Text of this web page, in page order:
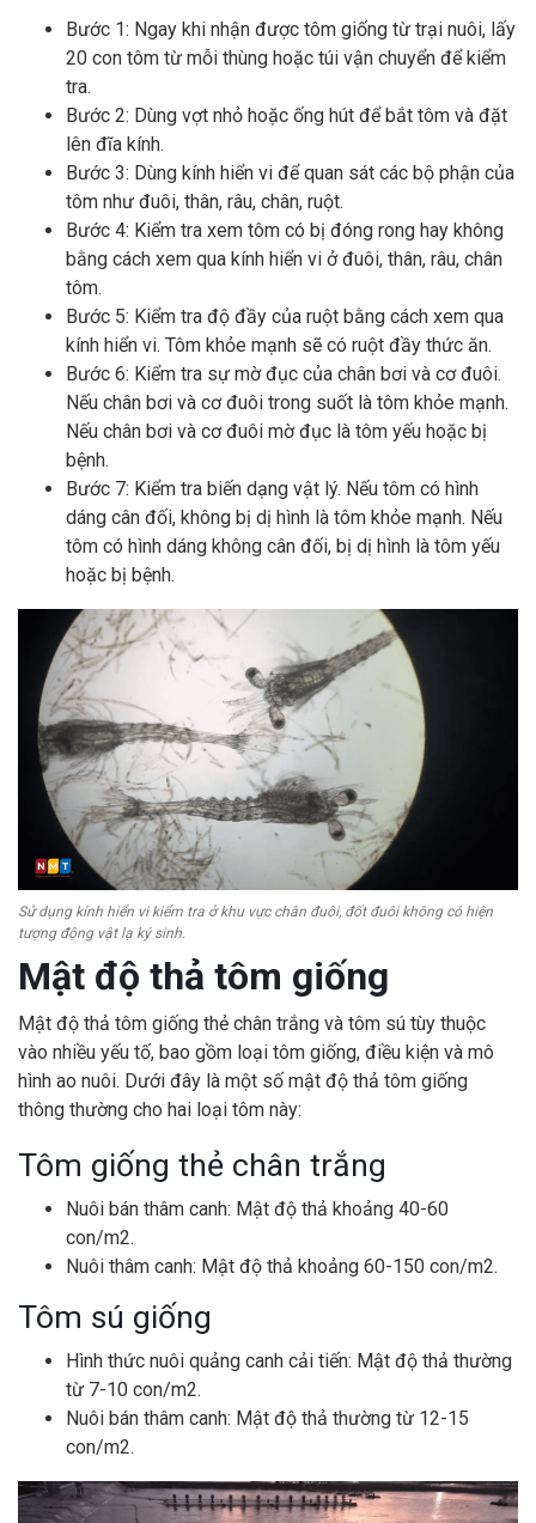
Bước 1: Ngay khi nhận được tôm giống từ trại nuôi, lấy
20 con tôm từ mỗi thùng hoặc túi vận chuyển để kiểm
tra.
Bước 2: Dùng vợt nhỏ hoặc ống hút để bắt tôm và đặt
lên đĩa kính.
Bước 3: Dùng kính hiển vi để quan sát các bộ phận của
tôm như đuôi, thân, râu, chân, ruột.
Bước 4: Kiểm tra xem tôm có bị đóng rong hay không
bằng cách xem qua kính hiển vi ở đuôi, thân, râu, chân
tôm.
Bước 5: Kiểm tra độ đầy của ruột bằng cách xem qua
kính hiển vi. Tôm khỏe mạnh sẽ có ruột đầy thức ăn.
Bước 6: Kiểm tra sự mờ đục của chân bơi và cơ đuôi.
Nếu chân bơi và cơ đuôi trong suốt là tôm khỏe mạnh.
Nếu chân bơi và cơ đuôi mờ đục là tôm yếu hoặc bị
bệnh.
Bước 7: Kiểm tra biến dạng vật lý. Nếu tôm có hình
dáng cân đối, không bị dị hình là tôm khỏe mạnh. Nếu
tôm có hình dáng không cân đối, bị dị hình là tôm yếu
hoặc bị bệnh.
Sử dụng kính hiển vi kiểm tra ở khu vực chân đuôi, đốt đuôi không có hiện
tượng động vật lạ ký sinh.
Mật độ thả tôm giống
Mật độ thả tôm giống thẻ chân trắng và tôm sú tùy thuộc
vào nhiều yếu tố, bao gồm loại tôm giống, điều kiện và mô
hình ao nuôi. Dưới đây là một số mật độ thả tôm giống
thông thường cho hai loại tôm này:
Tôm giống thẻ chân trắng
Nuôi bán thâm canh: Mật độ thả khoảng 40-60
con/m2.
Nuôi thâm canh: Mật độ thả khoảng 60-150 con/m2.
Tôm sú giống
Hình thức nuôi quảng canh cải tiến: Mật độ thả thường
từ 7-10 con/m2.
Nuôi bán thâm canh: Mật độ thả thường từ 12-15
con/m2.